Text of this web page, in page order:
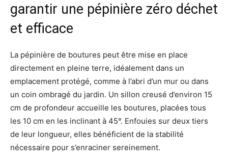
garantir une pépinière zéro déchet
et efficace
La pépinière de boutures peut être mise en place
directement en pleine terre, idéalement dans un
emplacement protégé, comme à l’abri d’un mur ou dans
un coin ombragé du jardin. Un sillon creusé d’environ 15
cm de profondeur accueille les boutures, placées tous
les 10 cm en les inclinant à 45°. Enfouies sur deux tiers
de leur longueur, elles bénéficient de la stabilité
nécessaire pour s’enraciner sereinement.